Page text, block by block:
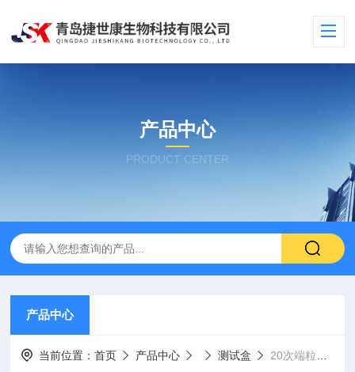
产品中心
PRODUCT CENTER
产品中心
当前位置：首页 产品中心 测试盒 20次端粒酶活性TRAP实时定量检测试剂盒